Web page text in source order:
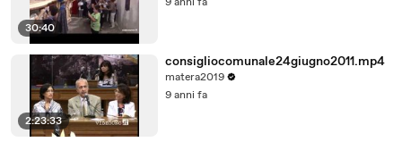
30:40
2:23:33
consigliocomunale24giugno2011.mp4
matera2019
9 anni fa